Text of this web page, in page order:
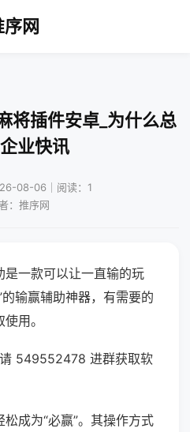
序网
将插件安卓_为什么总
业快讯
08-06｜阅读：1
：推序网
一款可以让一直输的玩
输赢辅助神器，有需要的
用。
549552478 进群获取软
成为“必赢”。其操作方式